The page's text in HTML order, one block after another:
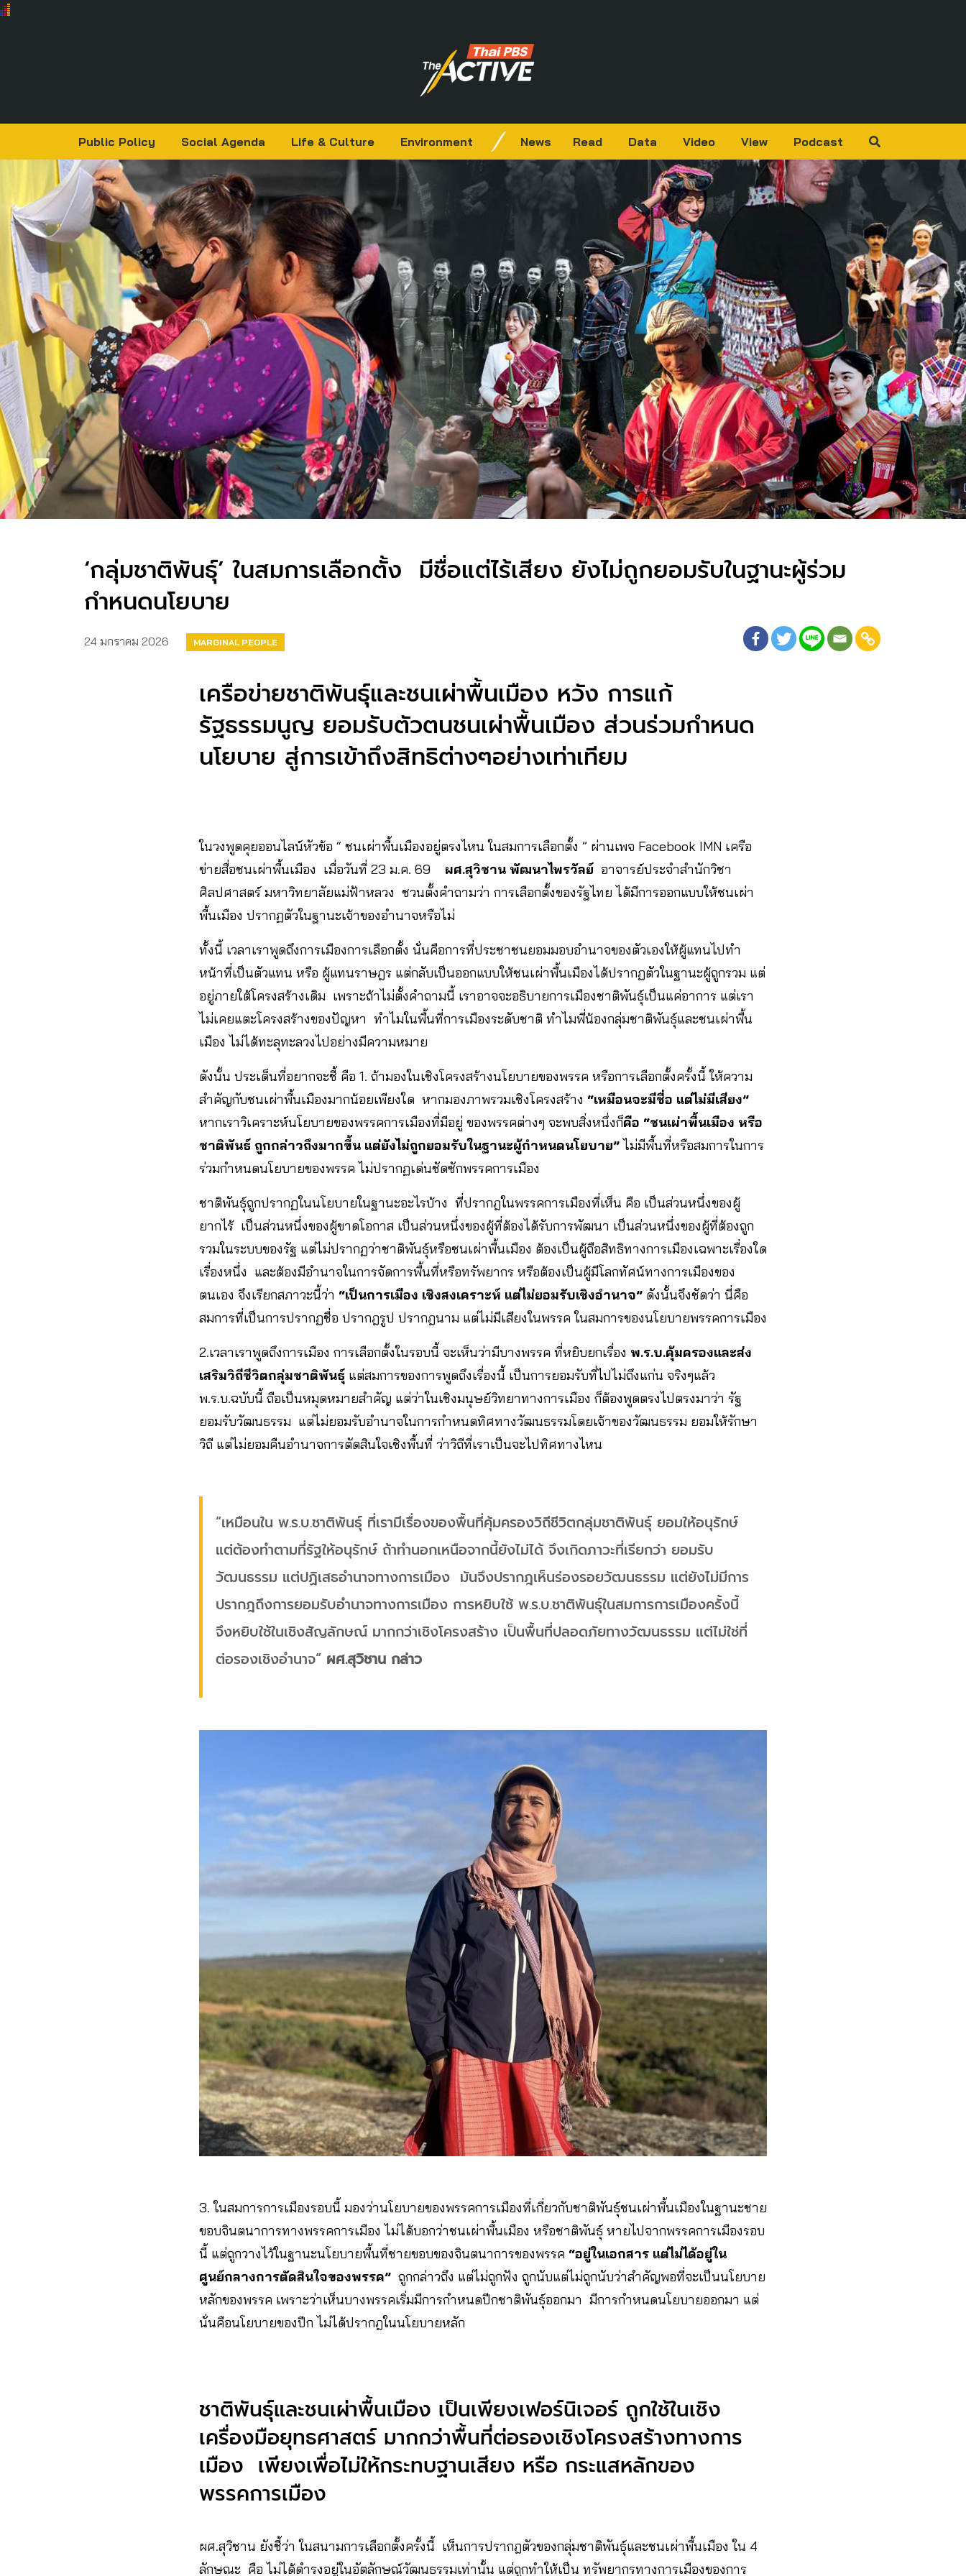
Public Policy Social Agenda Life & Culture Environment News Read Data Video View Podcast
‘กลุ่มชาติพันธุ์’ ในสมการเลือกตั้ง มีชื่อแต่ไร้เสียง ยังไม่ถูกยอมรับในฐานะผู้ร่วม
กำหนดนโยบาย
24 มกราคม 2026 MARGINAL PEOPLE
เครือข่ายชาติพันธุ์และชนเผ่าพื้นเมือง หวัง การแก้
รัฐธรรมนูญ ยอมรับตัวตนชนเผ่าพื้นเมือง ส่วนร่วมกำหนด
นโยบาย สู่การเข้าถึงสิทธิต่างๆอย่างเท่าเทียม
ในวงพูดคุยออนไลน์หัวข้อ “ ชนเผ่าพื้นเมืองอยู่ตรงไหน ในสมการเลือกตั้ง ” ผ่านเพจ Facebook IMN เครือ
ข่ายสื่อชนเผ่าพื้นเมือง เมื่อวันที่ 23 ม.ค. 69 ผศ.สุวิชาน พัฒนาไพรวัลย์ อาจารย์ประจำสำนักวิชา
ศิลปศาสตร์ มหาวิทยาลัยแม่ฟ้าหลวง ชวนตั้งคำถามว่า การเลือกตั้งของรัฐไทย ได้มีการออกแบบให้ชนเผ่า
พื้นเมือง ปรากฏตัวในฐานะเจ้าของอำนาจหรือไม่
​ทั้งนี้ เวลาเราพูดถึงการเมืองการเลือกตั้ง นั่นคือการที่ประชาชนยอมมอบอำนาจของตัวเองให้ผู้แทนไปทำ
หน้าที่เป็นตัวแทน หรือ ผู้แทนราษฎร แต่กลับเป็นออกแบบให้ชนเผ่าพื้นเมืองได้ปรากฏตัวในฐานะผู้ถูกรวม แต่
อยู่ภายใต้โครงสร้างเดิม เพราะถ้าไม่ตั้งคำถามนี้ เราอาจจะอธิบายการเมืองชาติพันธุ์เป็นแค่อาการ แต่เรา
ไม่เคยแตะโครงสร้างของปัญหา ทำไมในพื้นที่การเมืองระดับชาติ ทำไมพี่น้องกลุ่มชาติพันธุ์และชนเผ่าพื้น
เมือง ไม่ได้ทะลุทะลวงไปอย่างมีความหมาย
ดังนั้น ประเด็นที่อยากจะชี้ คือ 1. ถ้ามองในเชิงโครงสร้างนโยบายของพรรค หรือการเลือกตั้งครั้งนี้ ให้ความ
สำคัญกับชนเผ่าพื้นเมืองมากน้อยเพียงใด หากมองภาพรวมเชิงโครงสร้าง “เหมือนจะมีชื่อ แต่ไม่มีเสียง”
หากเราวิเคราะห์นโยบายของพรรคการเมืองที่มีอยู่ ของพรรคต่างๆ จะพบสิ่งหนึ่งก็คือ “ชนเผ่าพื้นเมือง หรือ
ชาติพันธ์ ถูกกล่าวถึงมากขึ้น แต่ยังไม่ถูกยอมรับในฐานะผู้กำหนดนโยบาย” ไม่มีพื้นที่หรือสมการในการ
ร่วมกำหนดนโยบายของพรรค ไม่ปรากฏเด่นชัดซักพรรคการเมือง
ชาติพันธุ์ถูกปรากฏในนโยบายในฐานะอะไรบ้าง ที่ปรากฎในพรรคการเมืองที่เห็น คือ เป็นส่วนหนึ่งของผู้
ยากไร้ เป็นส่วนหนึ่งของผู้ขาดโอกาส เป็นส่วนหนึ่งของผู้ที่ต้องได้รับการพัฒนา เป็นส่วนหนึ่งของผู้ที่ต้องถูก
รวมในระบบของรัฐ แต่ไม่ปรากฏว่าชาติพันธุ์หรือชนเผ่าพื้นเมือง ต้องเป็นผู้ถือสิทธิทางการเมืองเฉพาะเรื่องใด
เรื่องหนึ่ง และต้องมีอำนาจในการจัดการพื้นที่หรือทรัพยากร หรือต้องเป็นผู้มีโลกทัศน์ทางการเมืองของ
ตนเอง จึงเรียกสภาวะนี้ว่า “เป็นการเมือง เชิงสงเคราะห์ แต่ไม่ยอมรับเชิงอำนาจ” ดังนั้นจึงชัดว่า นี่คือ
สมการที่เป็นการปรากฏชื่อ ปรากฎรูป ปรากฎนาม แต่ไม่มีเสียงในพรรค ในสมการของนโยบายพรรคการเมือง
2.เวลาเราพูดถึงการเมือง การเลือกตั้งในรอบนี้ จะเห็นว่ามีบางพรรค ที่หยิบยกเรื่อง พ.ร.บ.คุ้มครองและส่ง
เสริมวิถีชีวิตกลุ่มชาติพันธุ์ แต่สมการของการพูดถึงเรื่องนี้ เป็นการยอมรับที่ไปไม่ถึงแก่น จริงๆแล้ว
พ.ร.บ.ฉบับนี้ ถือเป็นหมุดหมายสำคัญ แต่ว่าในเชิงมนุษย์วิทยาทางการเมือง ก็ต้องพูดตรงไปตรงมาว่า รัฐ
ยอมรับวัฒนธรรม แต่ไม่ยอมรับอำนาจในการกำหนดทิศทางวัฒนธรรมโดยเจ้าของวัฒนธรรม ยอมให้รักษา
วิถี แต่ไม่ยอมคืนอำนาจการตัดสินใจเชิงพื้นที่ ว่าวิถีที่เราเป็นจะไปทิศทางไหน
“เหมือนใน พ.ร.บ.ชาติพันธุ์ ที่เรามีเรื่องของพื้นที่คุ้มครองวิถีชีวิตกลุ่มชาติพันธุ์ ยอมให้อนุรักษ์
แต่ต้องทำตามที่รัฐให้อนุรักษ์ ถ้าทำนอกเหนือจากนี้ยังไม่ได้ จึงเกิดภาวะที่เรียกว่า ยอมรับ
วัฒนธรรม แต่ปฏิเสธอำนาจทางการเมือง มันจึงปรากฎเห็นร่องรอยวัฒนธรรม แต่ยังไม่มีการ
ปรากฎถึงการยอมรับอำนาจทางการเมือง การหยิบใช้ พ.ร.บ.ชาติพันธุ์ในสมการการเมืองครั้งนี้
จึงหยิบใช้ในเชิงสัญลักษณ์ มากกว่าเชิงโครงสร้าง เป็นพื้นที่ปลอดภัยทางวัฒนธรรม แต่ไม่ใช่ที่
ต่อรองเชิงอำนาจ“ ผศ.สุวิชาน กล่าว
3. ในสมการการเมืองรอบนี้ มองว่านโยบายของพรรคการเมืองที่เกี่ยวกับชาติพันธ์ุชนเผ่าพื้นเมืองในฐานะชาย
ขอบจินตนาการทางพรรคการเมือง ไม่ได้บอกว่าชนเผ่าพื้นเมือง หรือชาติพันธุ์ หายไปจากพรรคการเมืองรอบ
นี้ แต่ถูกวางไว้ในฐานะนโยบายพื้นที่ชายขอบของจินตนาการของพรรค “อยู่ในเอกสาร แต่ไม่ได้อยู่ใน
ศูนย์กลางการตัดสินใจของพรรค” ถูกกล่าวถึง แต่ไม่ถูกฟัง ถูกนับแต่ไม่ถูกนับว่าสำคัญพอที่จะเป็นนโยบาย
หลักของพรรค เพราะว่าเห็นบางพรรคเริ่มมีการกำหนดปีกชาติพันธุ์ออกมา มีการกำหนดนโยบายออกมา แต่
นั่นคือนโยบายของปีก ไม่ได้ปรากฎในนโยบายหลัก
ชาติพันธุ์และชนเผ่าพื้นเมือง เป็นเพียงเฟอร์นิเจอร์ ถูกใช้ในเชิง
เครื่องมือยุทธศาสตร์ มากกว่าพื้นที่ต่อรองเชิงโครงสร้างทางการ
เมือง เพียงเพื่อไม่ให้กระทบฐานเสียง หรือ กระแสหลักของ
พรรคการเมือง
ผศ.สุวิชาน ยังชี้ว่า ในสนามการเลือกตั้งครั้งนี้ เห็นการปรากฎตัวของกลุ่มชาติพันธุ์และชนเผ่าพื้นเมือง ใน 4
ลักษณะ คือ ไม่ได้ดำรงอยู่ในอัตลักษณ์วัฒนธรรมเท่านั้น แต่ถูกทำให้เป็น ทรัพยากรทางการเมืองของการ